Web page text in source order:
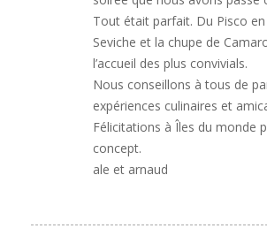
Tout était parfait. Du Pisco
Seviche et la chupe de
l’accueil des plus convivials.
Nous conseillons à tous de
expériences culinaires et
Félicitations à Îles du monde
concept.
ale et arnaud